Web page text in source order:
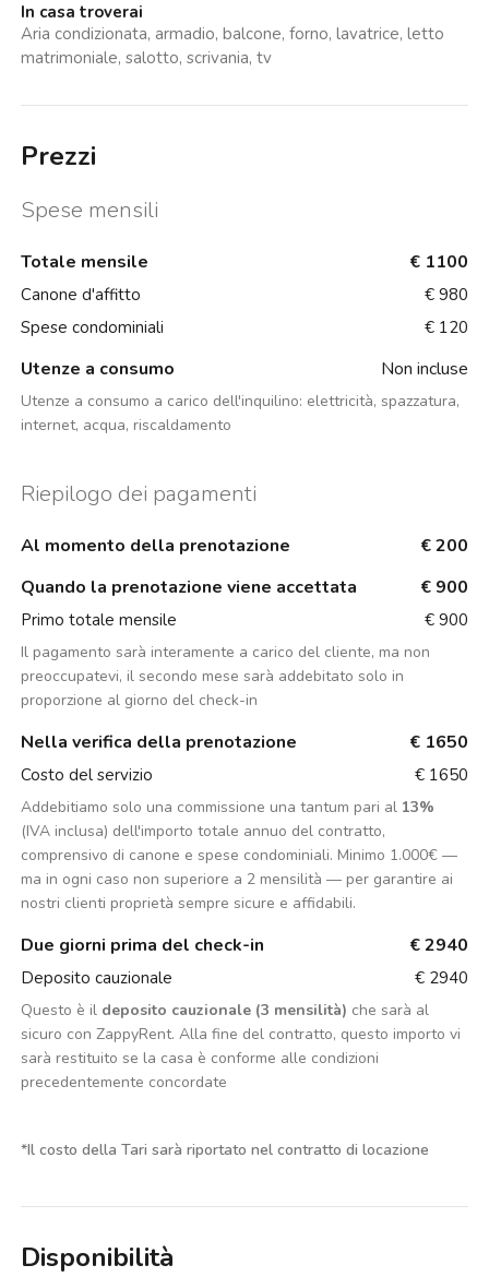
In casa troverai
Aria condizionata, armadio, balcone, forno, lavatrice, letto
matrimoniale, salotto, scrivania, tv
Prezzi
Spese mensili
Totale mensile € 1100
Canone d'affitto
€ 980
Spese condominiali
€ 120
Utenze a consumo Non incluse
Utenze a consumo a carico dell'inquilino: elettricità, spazzatura,
internet, acqua, riscaldamento
Riepilogo dei pagamenti
Al momento della prenotazione
€ 200
Quando la prenotazione viene accettata
€ 900
Primo totale mensile € 900
Il pagamento sarà interamente a carico del cliente, ma non
preoccupatevi, il secondo mese sarà addebitato solo in
proporzione al giorno del check-in
Nella verifica della prenotazione € 1650
Costo del servizio € 1650
Addebitiamo solo una commissione una tantum pari al 13%
(IVA inclusa) dell'importo totale annuo del contratto,
comprensivo di canone e spese condominiali. Minimo 1.000€ —
ma in ogni caso non superiore a 2 mensilità — per garantire ai
nostri clienti proprietà sempre sicure e affidabili.
Due giorni prima del check-in € 2940
Deposito cauzionale € 2940
Questo è il deposito cauzionale (3 mensilità) che sarà al
sicuro con ZappyRent. Alla fine del contratto, questo importo vi
sarà restituito se la casa è conforme alle condizioni
precedentemente concordate
*Il costo della Tari sarà riportato nel contratto di locazione
Disponibilità